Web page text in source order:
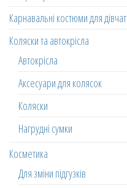
Карнавальні костюми для дівчат
Коляски та автокрісла
Автокрісла
Аксесуари для колясок
Коляски
Нагрудні сумки
Косметика
Для зміни підгузків